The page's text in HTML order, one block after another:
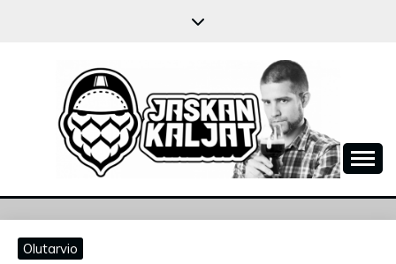
JASKANKALJAT
Olutarvio